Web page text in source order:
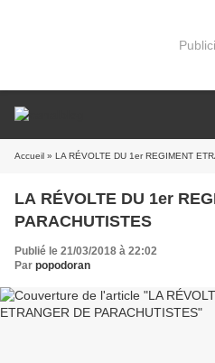
Accueil » LA RÉVOLTE DU 1er REGIMENT
LA RÉVOLTE DU 1er
PARACHUTISTES
Publié le 21/03/2018 à 22:02
Par popodoran